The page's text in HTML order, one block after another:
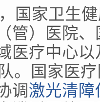
家卫生健
管）医院
医疗中心
。国家医
调激光清